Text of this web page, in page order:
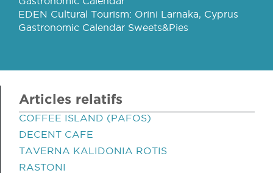
EDEN Cultural Tourism: Orini Larnaka, Cyprus
Gastronomic Calendar Sweets&Pies
Articles relatifs
COFFEE ISLAND (PAFOS)
DECENT CAFE
TAVERNA KALIDONIA ROTIS
RASTONI